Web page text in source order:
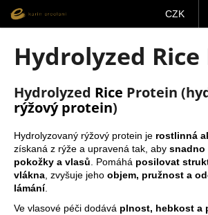
obsah
CZK
Hydrolyzed
Hydrolyzed Rice Protein
rýžový protein)
Hydrolyzovaný rýžový protein je rostlinná
získaná z rýže a upravená tak, aby snadno
pokožky a vlasů . Pomáhá posilovat
vlákna , zvyšuje jeho objem, pružnost a
lámání.
Ve vlasové péči dodává plnost, hebkost a
o
o
p
o
t
ř
e
b